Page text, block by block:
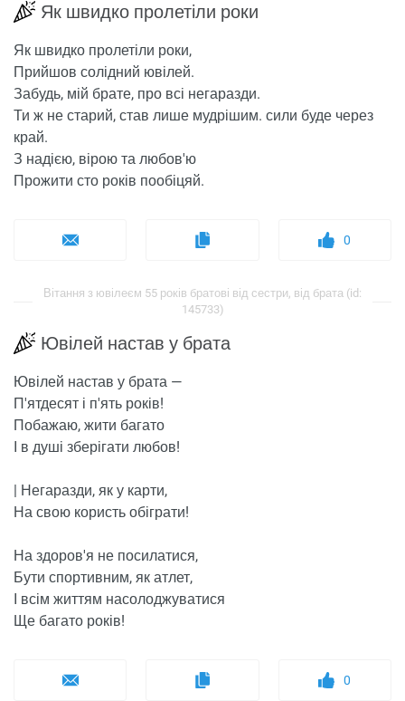
Як швидко пролетіли роки
Як швидко пролетіли роки,
Прийшов солідний ювілей.
Забудь, мій брате, про всі негаразди.
Ти ж не старий, став лише мудрішим. сили буде через
край.
З надією, вірою та любов'ю
Прожити сто років пообіцяй.
0
Вітання з ювілеєм 55 років братові від сестри, від брата (id:
145733)
Ювілей настав у брата
Ювілей настав у брата —
П'ятдесят і п'ять років!
Побажаю, жити багато
І в душі зберігати любов!
| Негаразди, як у карти,
На свою користь обіграти!
На здоров'я не посилатися,
Бути спортивним, як атлет,
І всім життям насолоджуватися
Ще багато років!
0